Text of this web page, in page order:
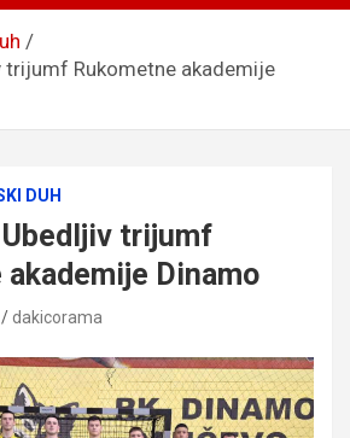
trijumf Rukometne akademije
DUH
Ubedljiv trijumf
akademije Dinamo
dakicorama